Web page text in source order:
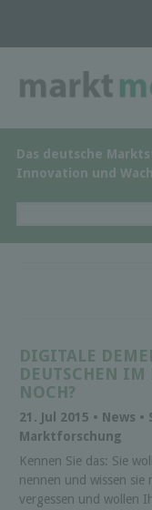
Das deutsche
Innovation und
DIGITALE
DEUTSCHEN
NOCH?
21. Jul 2015 • News •
Marktforschung
Kennen Sie das: Sie
nennen und wissen sie
vergessen und wollen